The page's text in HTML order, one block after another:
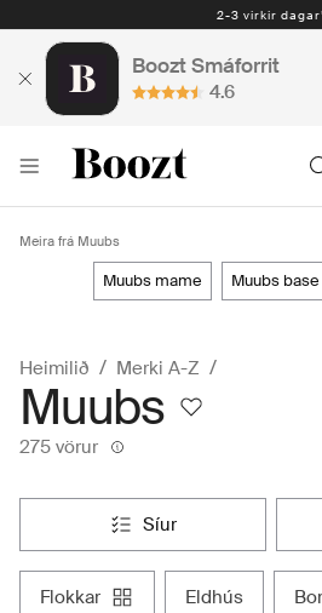
Auðveld skil 30 dagar -
Boozt Smáforrit
4.6
Meira frá Muubs
muubs mame muubs base
Heimilið Merki A-Z
Muubs
275 vörur
síur
flokkar eldhús